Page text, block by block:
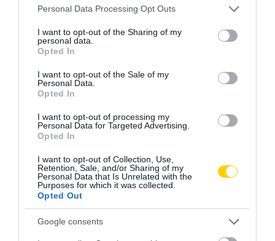
Please note that this website/app uses one or more Google
not limited to your visit or usage behaviour. You may click to
grant or deny consent to Google and its third-party tags to
use your data for below specified purposes in below Google
consent section.
Personal Data Processing Opt Outs
I want to opt-out of the Sharing of my
personal data.
Opted In
I want to opt-out of the Sale of my
Personal Data.
Opted In
I want to opt-out of processing my
Personal Data for Targeted Advertising.
Opted In
I want to opt-out of Collection, Use,
Retention, Sale, and/or Sharing of my
Personal Data that Is Unrelated with the
Purposes for which it was collected.
Opted Out
Google consents